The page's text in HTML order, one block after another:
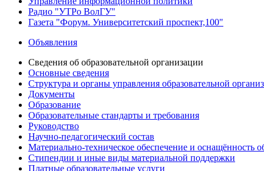
Радио "УТРо ВолГУ"
Газета "Форум. Университетский проспект,100"
Объявления
Сведения об образовательной организации
Основные сведения
Структура и органы управления образовательной
Документы
Образование
Образовательные стандарты и требования
Руководство
Научно-педагогический состав
Материально-техническое обеспечение и оснащённость
Стипендии и иные виды материальной поддержки
Платные образовательные услуги